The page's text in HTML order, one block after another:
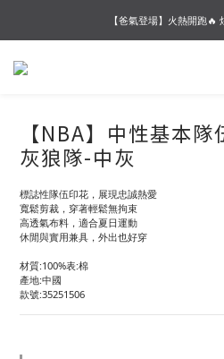
【夏末OUTLET】專區全面5折
【爸氣登場】火熱開跑🔥
【會員好禮】加入會員送$200購物金
【NBA】中性基本
灰狼隊-中灰
標誌性隊伍印花，展現忠誠熱愛
寬鬆剪裁，穿著輕鬆無拘束
高透氣布料，適合夏日運動
休閒與實用兼具，外出也好穿
材質:100%表:棉
產地:中國
款號:35251506